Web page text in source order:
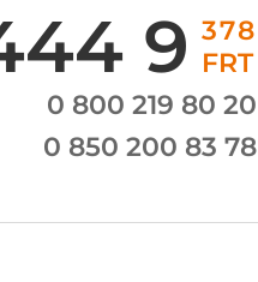
9 378
FRT
0 800 219 80 20
0 850 200 83 78